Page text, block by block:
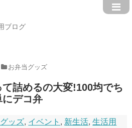
ブログ
お弁当グッズ
詰めるの大変!100均でち
にデコ弁
ッズ, イベント , 新生活,生活用